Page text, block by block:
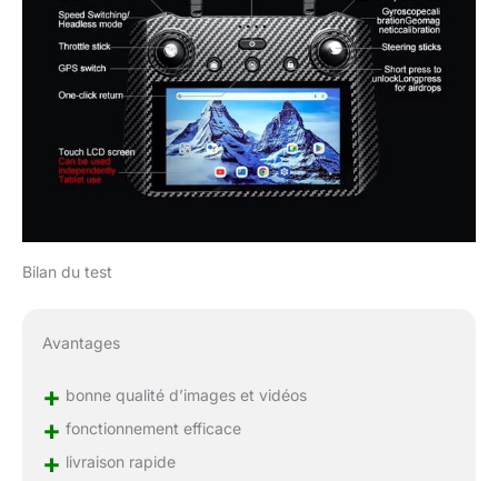
Bilan du test
Avantages
+ bonne qualité d’images et vidéos
+ fonctionnement efficace
+ livraison rapide